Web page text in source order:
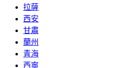
拉薩
西安
甘肅
蘭州
青海
西寧